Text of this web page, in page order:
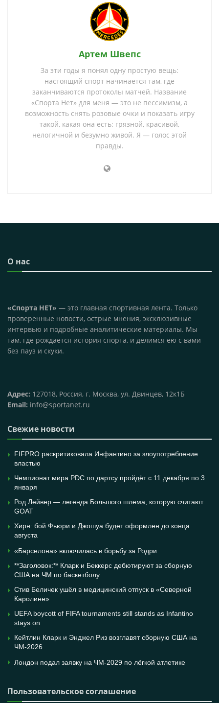
Артем Швепс
За эти годы я понял одну простую вещь:
настоящий спорт начинается там, где
заканчиваются протоколы матчей. Название
«Спорта Нет» для меня — это не пессимизм, а
возможность снять розовые очки и показать игру
такой, какая она есть: грязной, красивой,
нелогичной и безумно живой. Я — голос этой
правды.
О нас
«Спорта НЕТ» — это главная спортивная лента. Только
проверенные новости, острые мнения, эксклюзивные
интервью и подробные аналитические материалы. Мы
там, где рождается история спорта, и делимся ею с вами
без пауз и скуки.
Адрес: 127018, Россия, г. Москва, ул. Двинцев, 12к1Б
Email: info@sportanet.ru
Свежие новости
FIFPRO раскритиковала Инфантино за злоупотребление
властью
Чемпионат мира PDC по дартсу пройдёт с 11 декабря по 3
января
Род Лейвер — легенда Большого шлема, которую считают
GOAT
Хирн: бой Фьюри и Джошуа будет оформлен до конца
августа
«Барселона» включилась в борьбу за Родри
**Заголовок:** Кларк и Беккерс дебютируют за сборную
США на ЧМ по баскетболу
Стив Беличек ушёл в медицинский отпуск в «Северной
Каролине»
UEFA boycott of FIFA tournaments still stands as Infantino
stays on
Кейтлин Кларк и Энджел Риз возглавят сборную США на
ЧМ-2026
Лондон подал заявку на ЧМ-2029 по лёгкой атлетике
Пользовательское соглашение